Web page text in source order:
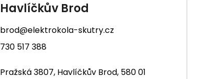
Havlíčkův Brod
brod@elektrokola-skutry.cz
730 517 388
Pražská 3807, Havlíčkův Brod, 580 01